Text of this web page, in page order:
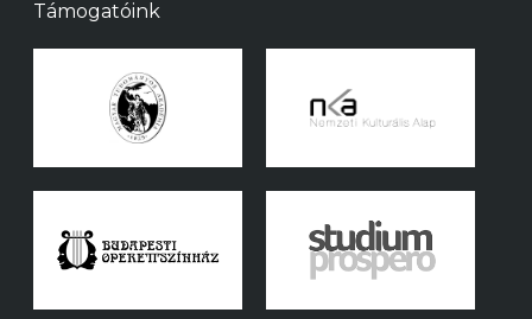
Támogatóink